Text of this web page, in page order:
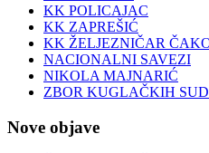
KK POLICAJAC
KK ZAPREŠIĆ
KK ŽELJEZNIČAR
NACIONALNI SAVEZI
NIKOLA MAJNARIĆ
ZBOR KUGLAČKIH
Nove objave